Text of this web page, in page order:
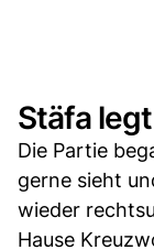
Stäfa
Die Partie
gerne sieht
wieder
Hause